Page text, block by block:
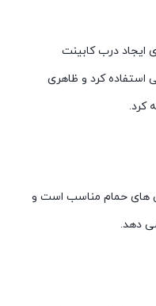
ایجاد درب کابینت
استفاده کرد و ظاهری
کرد.
های حمام مناسب است و
دهد.